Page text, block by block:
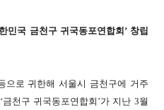
민국 금천구 귀국동포연합회’ 창립
으로 귀한해 서울시 금천구에 거주
천구 귀국동포연합회’가 지난 3월